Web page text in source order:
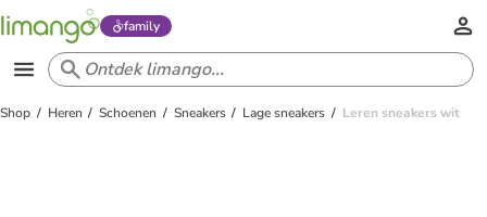
family
Shop Heren Schoenen Sneakers Lage sneakers Leren sneakers wit